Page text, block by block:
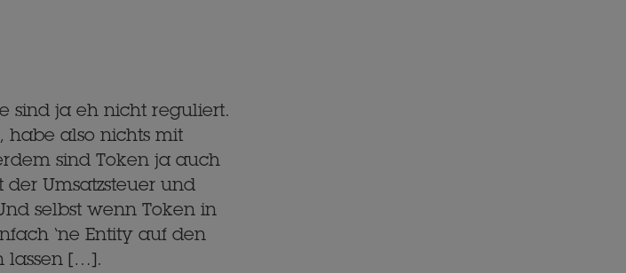
sind ja eh nicht reguliert.
habe also nichts mit
sind Token ja auch
Umsatzsteuer und
selbst wenn Token in
‘ne Entity auf den
lassen […].